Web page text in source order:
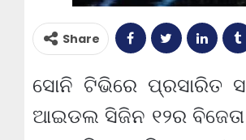
Share
ସୋନି ଟିଭିରେ ପ୍ରସାରିତ
ଆଇଡଲ ସିଜିନ ୧୨ର